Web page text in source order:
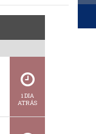
1 DIA
ATRÁS